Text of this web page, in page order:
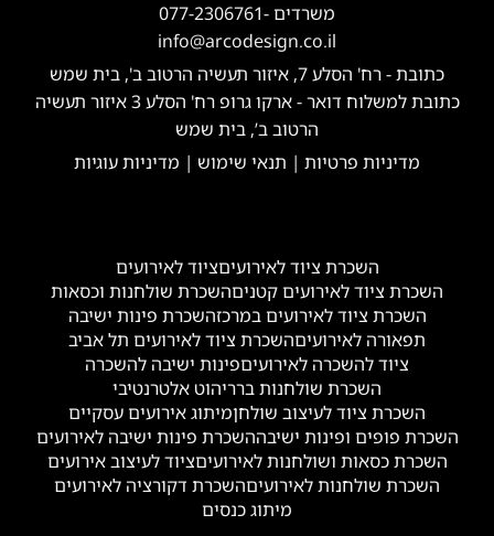
משרדים -077-2306761
info@arcodesign.co.il
כתובת - רח' הסלע 7, איזור תעשיה הרטוב ב', בית שמש
כתובת למשלוח דואר - ארקו גרופ רח' הסלע 3 איזור תעשיה
הרטוב ב’, בית שמש
מדיניות פרטיות | תנאי שימוש | מדיניות עוגיות
השכרת ציוד לאירועיםציוד לאירועים
השכרת ציוד לאירועים קטניםהשכרת שולחנות וכסאות
השכרת ציוד לאירועים במרכזהשכרת פינות ישיבה
תפאורה לאירועיםהשכרת ציוד לאירועים תל אביב
ציוד להשכרה לאירועיםפינות ישיבה להשכרה
השכרת שולחנות ברריהוט אלטרנטיבי
השכרת ציוד לעיצוב שולחןמיתוג אירועים עסקיים
השכרת פופים ופינות ישיבההשכרת פינות ישיבה לאירועים
השכרת כסאות ושולחנות לאירועיםציוד לעיצוב אירועים
השכרת שולחנות לאירועיםהשכרת דקורציה לאירועים
מיתוג כנסים